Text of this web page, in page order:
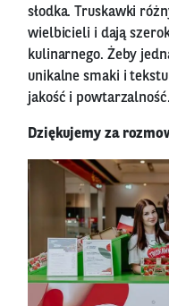
słodka. Truskawki
wielbicieli i dają
kulinarnego. Żeby
unikalne smaki i
jakość i
Dziękujemy za